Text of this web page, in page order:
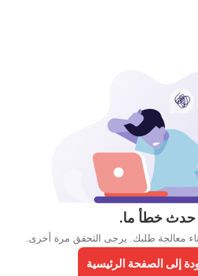
حدث خطأ ما.
معالجة طلبك. يرجى التحقق مرة أخرى.
إلى الصفحة الرئيسية